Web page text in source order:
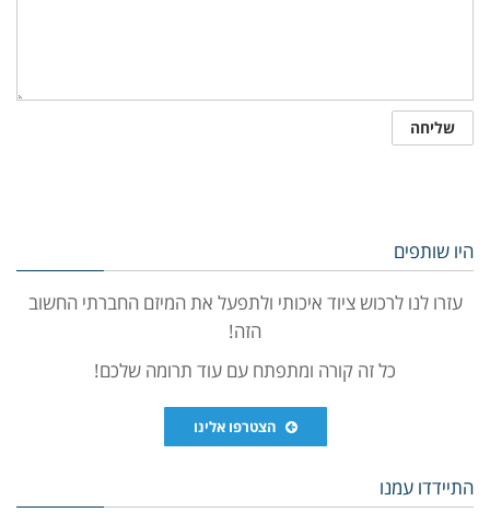
היו שותפים
עזרו לנו לרכוש ציוד איכותי ולתפעל את המיזם החברתי החשוב
הזה!
כל זה קורה ומתפתח עם עוד תרומה שלכם!
הצטרפו אלינו
התיידדו עמנו